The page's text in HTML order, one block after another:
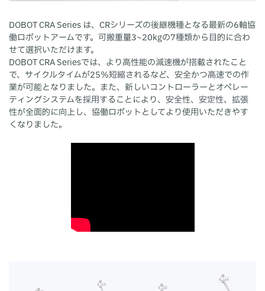
DOBOT CRA Series は、CRシリーズの後継機種となる最新の6軸協
働ロボットアームです。可搬重量3~20kgの7種類から目的に合わ
せて選択いただけます。
DOBOT CRA Seriesでは、より高性能の減速機が搭載されたこと
で、サイクルタイムが25％短縮されるなど、安全かつ高速での作
業が可能となりました。また、新しいコントローラーとオペレー
ティングシステムを採用することにより、安全性、安定性、拡張
性が全面的に向上し、協働ロボットとしてより使用いただきやす
くなりました。